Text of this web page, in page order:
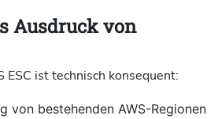
Ausdruck von
ESC ist technisch konsequent:
von bestehenden AWS-Regionen